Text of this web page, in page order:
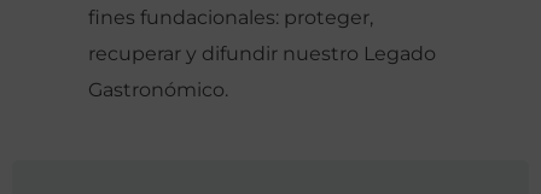
fines fundacionales: proteger,
recuperar y difundir nuestro Legado
Gastronómico.